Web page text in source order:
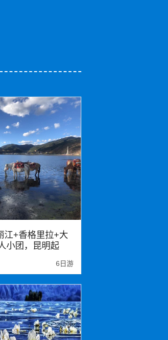
江+香格里拉+大
小团，昆明起
6日游
纳
香格里拉